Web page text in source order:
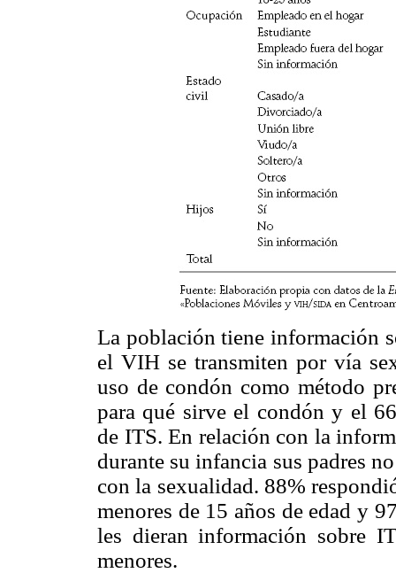
La población tiene información
el VIH se transmiten por vía
uso de condón como método
para qué sirve el condón y el
de ITS. En relación con la
durante su infancia sus padres
con la sexualidad. 88%
menores de 15 años de edad y
les dieran información sobre
menores.